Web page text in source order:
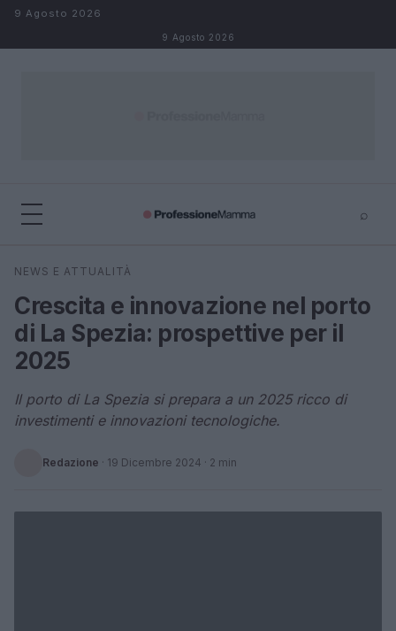
Salta al contenuto
9 Agosto 2026
9 Agosto 2026
⌕
Cerca
NEWS E ATTUALITÀ
Crescita e innovazione nel porto
di La Spezia: prospettive per il
2025
Il porto di La Spezia si prepara a un 2025 ricco di
investimenti e innovazioni tecnologiche.
Redazione · 19 Dicembre 2024 · 2 min